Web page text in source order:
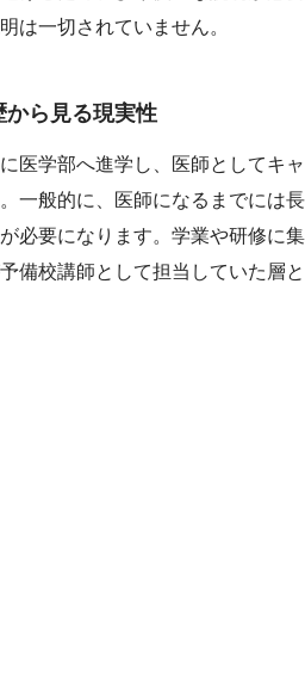
は一切されていません。
ら見る現実性
医学部へ進学し、医師としてキャ
一般的に、医師になるまでには長
必要になります。学業や研修に集
備校講師として担当していた層と